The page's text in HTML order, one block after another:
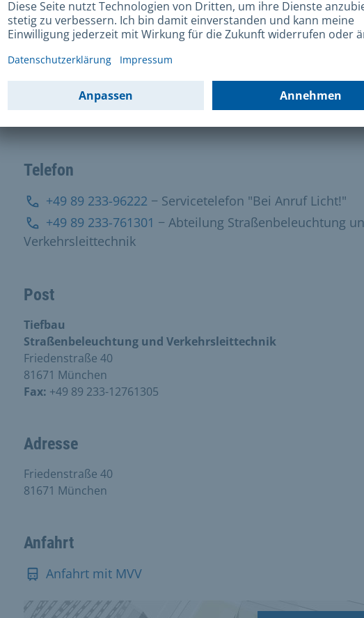
Tiefbau
Straßenbeleuchtung und Verkehrsleittechnik
Internet
Telefon
+49 89 233-96222 − Servicetelefon "Bei Anruf Licht!"
+49 89 233-761301 − Abteilung Straßenbeleuchtung
Verkehrsleittechnik
Post
Tiefbau
Straßenbeleuchtung und Verkehrsleittechnik
Friedenstraße 40
81671 München
Fax: +49 89 233-12761305
Adresse
Friedenstraße 40
81671 München
Anfahrt
Anfahrt mit MVV